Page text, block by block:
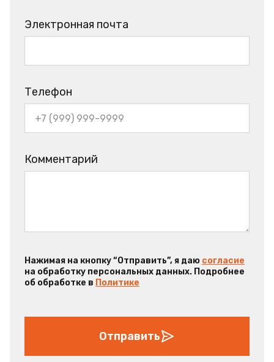
Электронная почта
Телефон
Комментарий
Нажимая на кнопку “Отправить”, я даю согласие
на обработку персональных данных. Подробнее
об обработке в Политике
Отправить